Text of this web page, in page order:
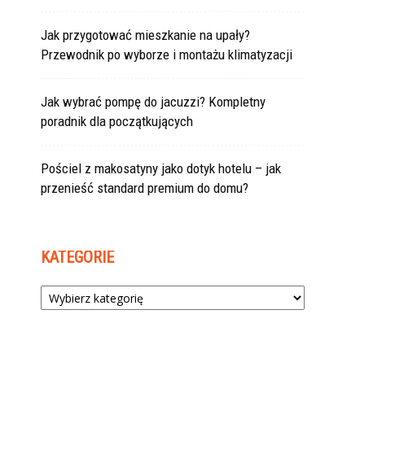
Jak przygotować mieszkanie na upały?
Przewodnik po wyborze i montażu klimatyzacji
Jak wybrać pompę do jacuzzi? Kompletny
poradnik dla początkujących
Pościel z makosatyny jako dotyk hotelu – jak
przenieść standard premium do domu?
KATEGORIE
Kategorie